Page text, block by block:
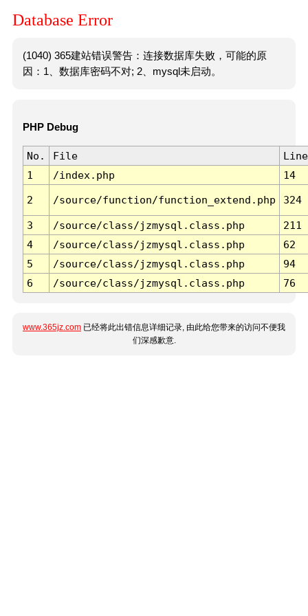
Database Error
(1040) 365建站错误警告：连接数据库失败，可能的原
因：1、数据库密码不对; 2、mysql未启动。
PHP Debug
No. File
Line
1
/index.php 14
2 /source/function/function_extend.php 324
3 /source/class/jzmysql.class.php
211
4
/source/class/jzmysql.class.php
62
5
/source/class/jzmysql.class.php
94
6
/source/class/jzmysql.class.php 76
www.365jz.com 已经将此出错信息详细记录, 由此给您带来的访问不便我
们深感歉意.